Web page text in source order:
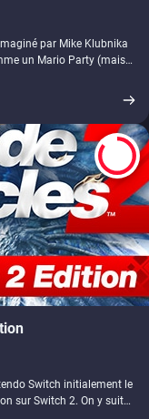
par Mike Klubnika
un Mario Party (mais
et horrifique. De
qui détournent des
à feu plus vite que les
échapper à un rouleau
8.5
Switch initialement le
sur Switch 2. On y suit